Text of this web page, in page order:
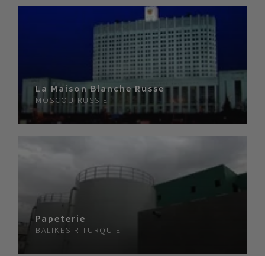
La Maison Blanche Russe
MOSCOU RUSSIE
Papeterie
BALIKESIR TURQUIE